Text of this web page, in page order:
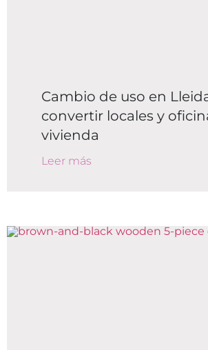
Cambio de uso en
convertir locales y
vivienda
Leer más